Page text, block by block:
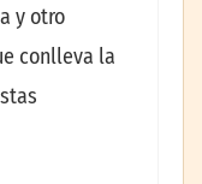
y otro
conlleva la